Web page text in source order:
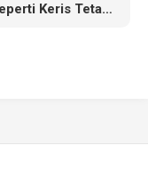
Mengapa Senjata Tradisional Seperti Keris Tetap Relevan di Era Modern?